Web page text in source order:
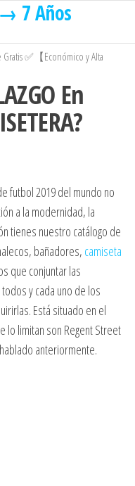
7 Años
✅【Económico y Alta
En
futbol 2019 del mundo no
a la modernidad, la
tienes nuestro catálogo de
bañadores, camiseta
que conjuntar las
y cada uno de los
Está situado en el
lo limitan son Regent Street
anteriormente.